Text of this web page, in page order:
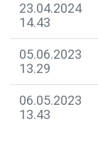
23.04.2024
14.43
05.06.2023
13.29
06.05.2023
13.43